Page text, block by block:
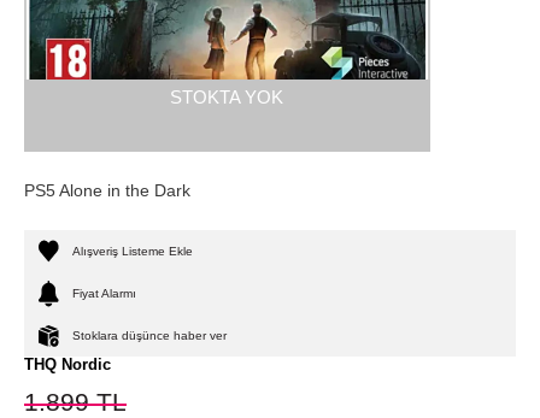
STOKTA YOK
PS5 Alone in the Dark
Alışveriş Listeme Ekle
Fiyat Alarmı
Stoklara düşünce haber ver
THQ Nordic
1.899TL